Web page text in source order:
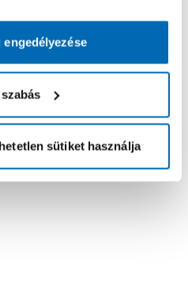
sütiket használja